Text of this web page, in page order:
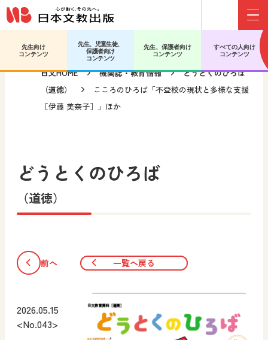
メインコンテンツへ移動
先生向け
コンテンツ
先生、児童生徒、
保護者向け
コンテンツ
先生、保護者向け
コンテンツ
すべての人向け
コンテンツ
日文HOME 機関誌・教育情報
どうとくのひろば
（道徳）
こころのひろば「不登校の現状と多様な支援
［伊藤 美奈子］」ほか
どうとくのひろば
（道徳）
前へ 一覧へ戻る
2026.05.15
<No.043>